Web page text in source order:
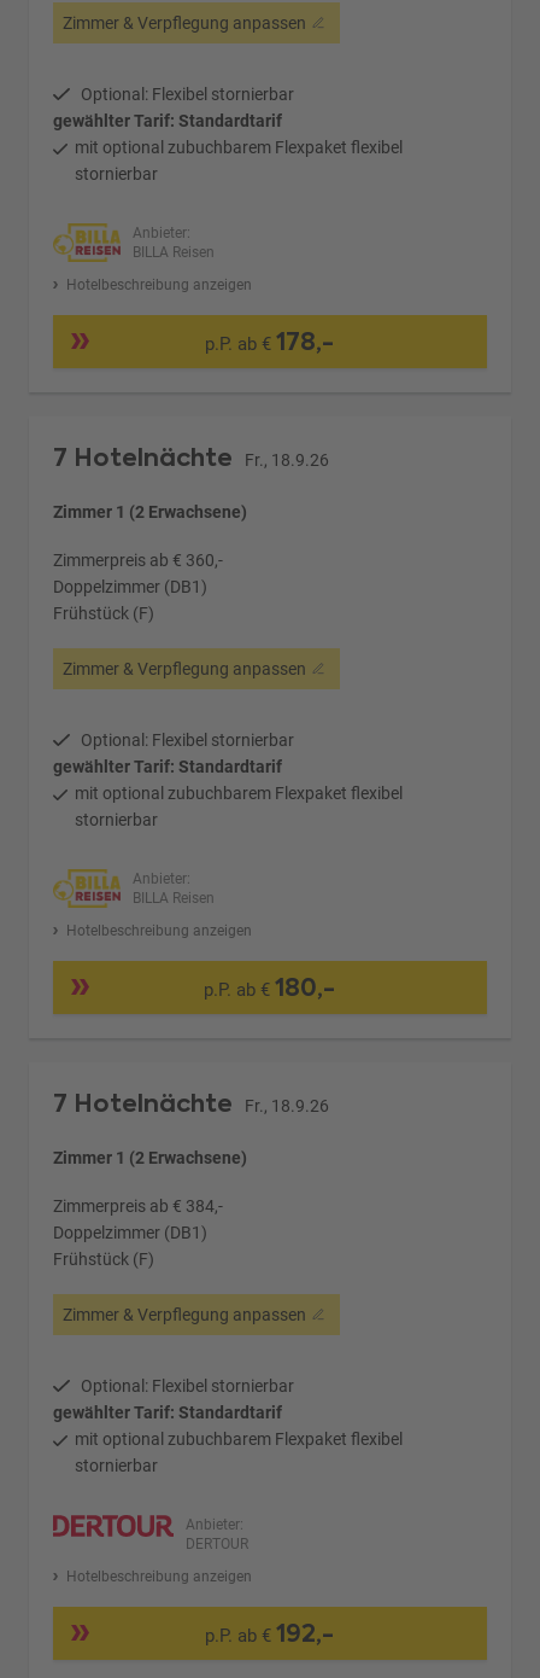
Zimmer & Verpflegung anpassen
Optional: Flexibel stornierbar
gewählter Tarif: Standardtarif
mit optional zubuchbarem Flexpaket flexibel
stornierbar
Anbieter:
BILLA Reisen
Hotelbeschreibung anzeigen
p.P. ab €178,-
7 Hotelnächte Fr., 18.9.26
Zimmer 1 (2 Erwachsene)
Zimmerpreis ab € 360,-
Doppelzimmer (DB1)
Frühstück (F)
Zimmer & Verpflegung anpassen
Optional: Flexibel stornierbar
gewählter Tarif: Standardtarif
mit optional zubuchbarem Flexpaket flexibel
stornierbar
Anbieter:
BILLA Reisen
Hotelbeschreibung anzeigen
p.P. ab €180,-
7 Hotelnächte Fr., 18.9.26
Zimmer 1 (2 Erwachsene)
Zimmerpreis ab € 384,-
Doppelzimmer (DB1)
Frühstück (F)
Zimmer & Verpflegung anpassen
Optional: Flexibel stornierbar
gewählter Tarif: Standardtarif
mit optional zubuchbarem Flexpaket flexibel
stornierbar
Anbieter:
DERTOUR
Hotelbeschreibung anzeigen
p.P. ab €192,-